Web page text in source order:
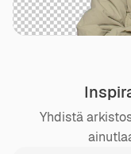
Yhdistä